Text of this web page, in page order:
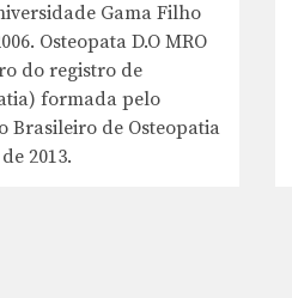
Gama Filho
Osteopata D.O MRO
do registro de
formada pelo
Brasileiro de Osteopatia
2013.